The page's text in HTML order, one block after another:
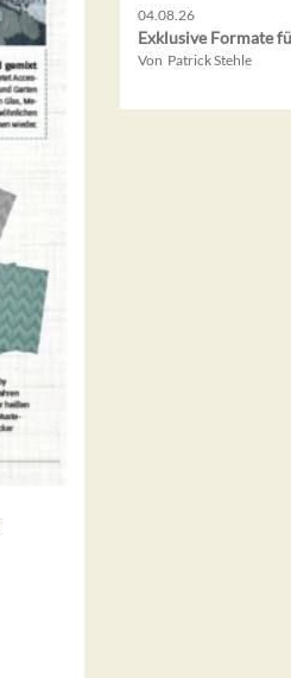
04.08.26
Exklusive Formate
Von Patrick Stehle